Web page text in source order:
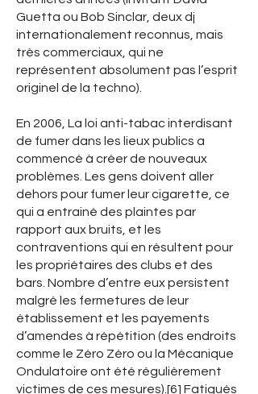
Guetta ou Bob Sinclar, deux dj
internationalement reconnus, mais
très commerciaux, qui ne
représentent absolument pas l’esprit
originel de la techno).
En 2006, La loi anti-tabac interdisant
de fumer dans les lieux publics a
commencé à créer de nouveaux
problèmes. Les gens doivent aller
dehors pour fumer leur cigarette, ce
qui a entrainé des plaintes par
rapport aux bruits, et les
contraventions qui en résultent pour
les propriétaires des clubs et des
bars. Nombre d’entre eux persistent
malgré les fermetures de leur
établissement et les payements
d’amendes à répétition (des endroits
comme le Zéro Zéro ou la Mécanique
Ondulatoire ont été régulièrement
victimes de ces mesures).[6] Fatigués